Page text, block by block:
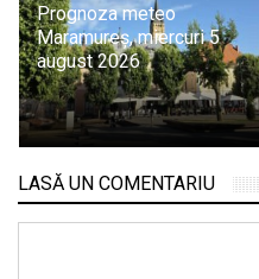
Prognoza meteo
Maramureș, miercuri 5
august 2026
LASĂ UN COMENTARIU